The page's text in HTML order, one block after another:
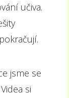
učiva.
jsme se
si